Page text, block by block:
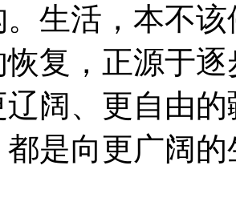
。生活，本不
复，正源于
阔、更自由
都是向更广阔